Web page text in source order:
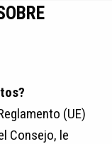
(UE)
Consejo, le